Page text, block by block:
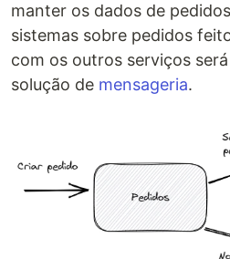
manter os dados de
sistemas sobre pedidos
com os outros serviços
solução de mensageria.